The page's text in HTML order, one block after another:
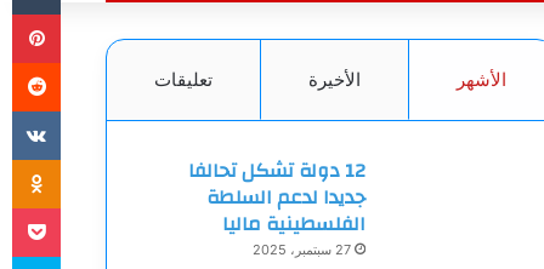
الأشهر الأخيرة تعليقات
12 دولة تشكل تحالفا
جديدا لدعم السلطة
الفلسطينية ماليا
27 سبتمبر، 2025